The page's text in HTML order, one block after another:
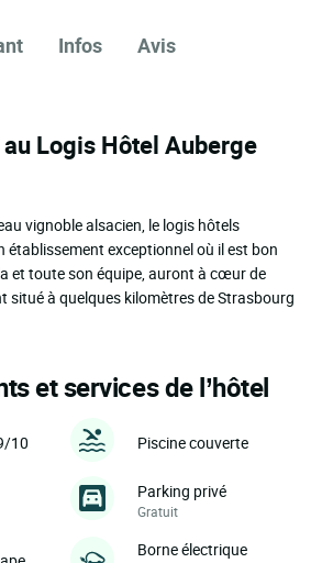
Infos Avis
Logis Hôtel Auberge
vignoble alsacien, le logis hôtels
établissement exceptionnel où il est bon
et toute son équipe, auront à cœur de
situé à quelques kilomètres de Strasbourg
et services de l’hôtel
10 Piscine couverte
Parking privé
Gratuit
Borne électrique